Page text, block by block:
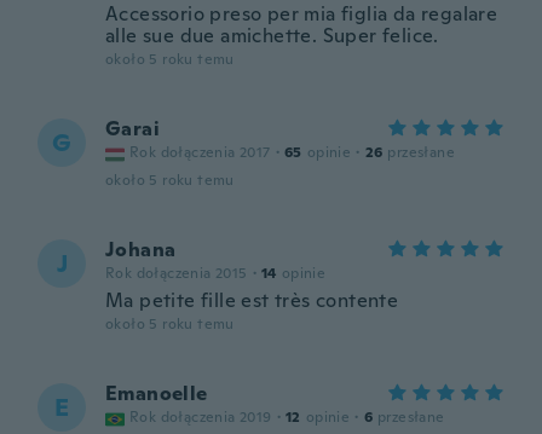
Accessorio preso per mia figlia da regalare
alle sue due amichette. Super felice.
około 5 roku temu
G Garai
Rok dołączenia 2017 · 65 opinie · 26 przesłane
około 5 roku temu
J Johana
Rok dołączenia 2015 · 14 opinie
Ma petite fille est très contente
około 5 roku temu
E Emanoelle
Rok dołączenia 2019 · 12 opinie · 6 przesłane